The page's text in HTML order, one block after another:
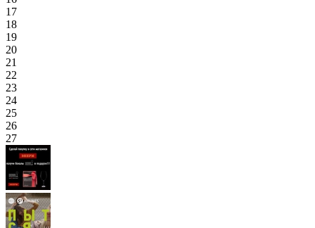
17
18
19
20
21
22
23
24
25
26
27